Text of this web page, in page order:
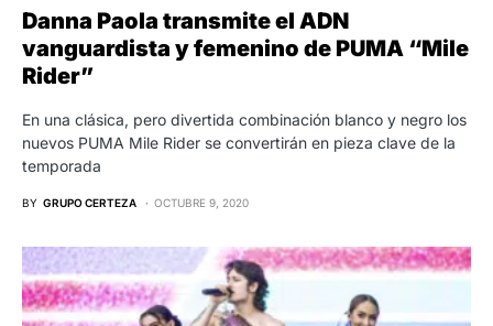
Danna Paola transmite el ADN
vanguardista y femenino de PUMA “Mile
Rider”
En una clásica, pero divertida combinación blanco y negro los
nuevos PUMA Mile Rider se convertirán en pieza clave de la
temporada
BY GRUPO CERTEZA OCTUBRE 9, 2020